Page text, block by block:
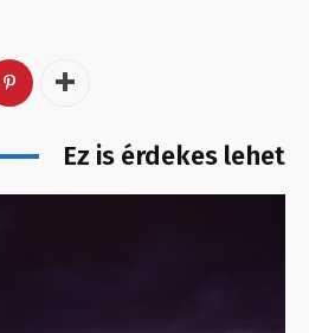
Ez is érdekes lehet